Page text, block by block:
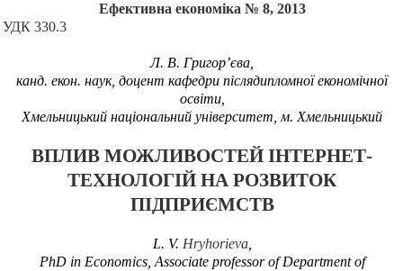
Ефективна економіка № 8, 2013
УДК 330.3
Л. В. Григор’єва
канд. екон. наук, доцент кафедри післядипломної економічної
освіти,
Хмельницький національний університет, м. Хмельницький
ВПЛИВ МОЖЛИВОСТЕЙ ІНТЕРНЕТ-
ТЕХНОЛОГІЙ НА РОЗВИТОК
ПІДПРИЄМСТВ
L. V. Hryhorieva,
PhD in Economics, Associate professor of Department of